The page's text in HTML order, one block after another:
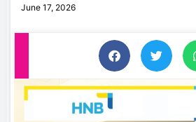
June 17, 2026